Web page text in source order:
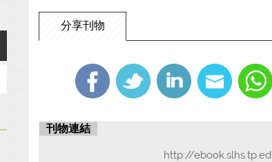
分享刊物
刊物連結
http://